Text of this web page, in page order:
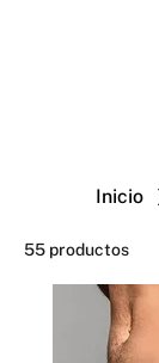
Inicio
55 productos